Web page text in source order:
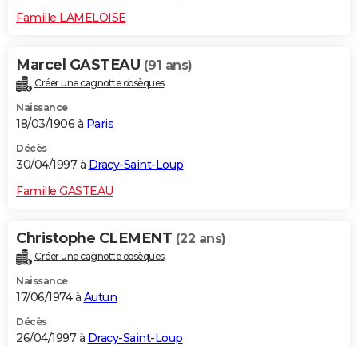
Famille LAMELOISE
Marcel GASTEAU (91 ans)
Créer une cagnotte obsèques
Naissance
18/03/1906 à Paris
Décès
30/04/1997 à Dracy-Saint-Loup
Famille GASTEAU
Christophe CLEMENT (22 ans)
Créer une cagnotte obsèques
Naissance
17/06/1974 à Autun
Décès
26/04/1997 à Dracy-Saint-Loup